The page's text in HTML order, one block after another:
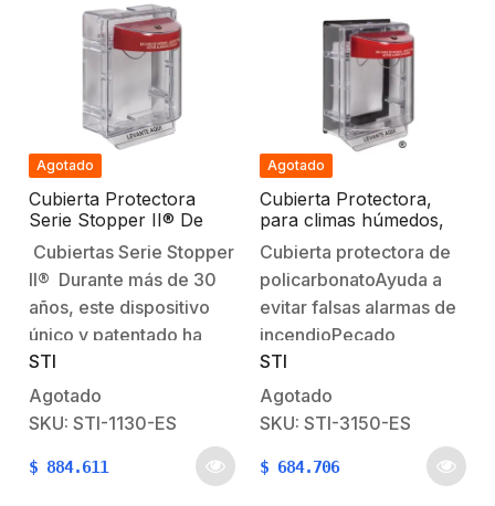
policarbonato está
respaldado…
densidad que es
resistente a los
impactos…
Agotado
Cubierta Protectora
Serie Stopper II® De
Policarbonato, Con
Bocina, Espaciador
Transparente, Etiqueta
en Español
Cubiertas Serie Stopper
II® Durante más de 30
años, este dispositivo
único y patentado ha
ayudado a evitar falsas
alarmas de incendio en
todo el mundo, sin
legítimas. Es ideal para
STI
Agotado
SKU: STI-1130-ES
$ 884.611
Agotado
Cubierta Protectora,
para climas húmedos,
sin sirena, con
espaciador, Texto en
español
Cubierta protectora de
policarbonatoAyuda a
evitar falsas alarmas de
incendioPecado
sirenaEspaciador claro
con juntasListado por UL
/ cULGarantía por 3
años7 pulgadas de alto
x 5 pulgadas de ancho x
STI
Agotado
SKU: STI-3150-ES
$ 684.706